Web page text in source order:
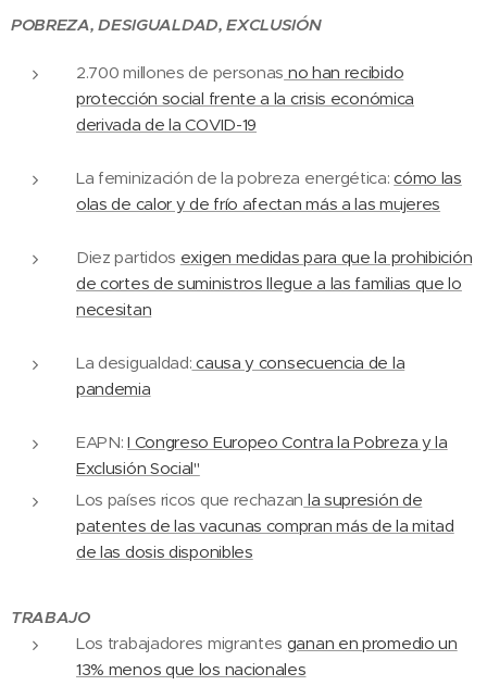
POBREZA, DESIGUALDAD, EXCLUSIÓN
2.700 millones de personas no han recibido
protección social frente a la crisis económica
derivada de la COVID-19
La feminización de la pobreza energética:cómo las
olas de calor y de frío afectan más a las mujeres
Diez partidos exigen medidas para que la prohibición
de cortes de suministros llegue a las familias que lo
necesitan
La desigualdad: causa y consecuencia de la
pandemia
EAPN:I Congreso Europeo Contra la Pobreza y la
Exclusión Social"
Los países ricos que rechazan la supresión de
patentes de las vacunas compran más de la mitad
de las dosis disponibles
TRABAJO
Los trabajadores migrantes ganan en promedio un
13% menos que los nacionales